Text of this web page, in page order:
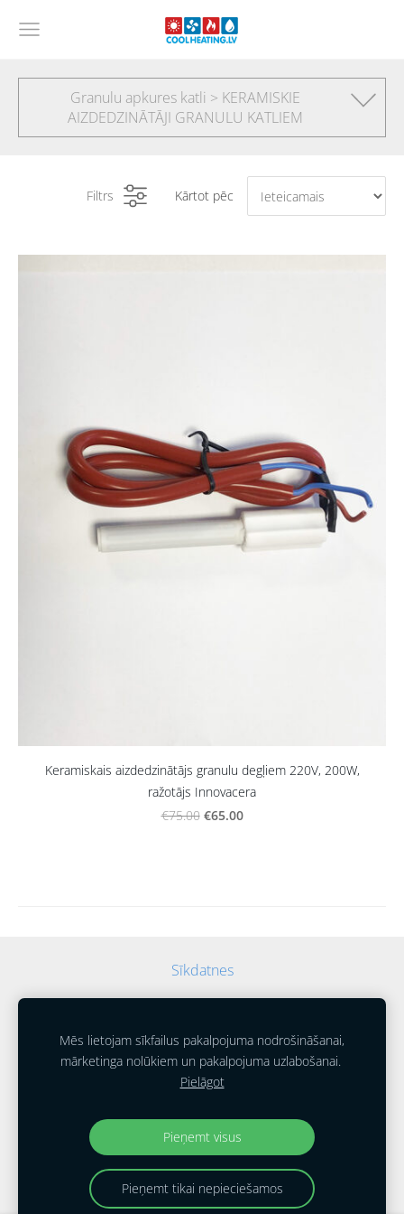
Granulu apkures katli > KERAMISKIE
AIZDEDZINĀTĀJI GRANULU KATLIEM
Filtrs Kārtot pēc
Keramiskais aizdedzinātājs granulu degļiem 220V, 200W,
ražotājs Innovacera
€75.00 €65.00
Sīkdatnes
Mēs lietojam sīkfailus pakalpojuma nodrošināšanai,
mārketinga nolūkiem un pakalpojuma uzlabošanai.
Pielāgot
Pieņemt visus
Pieņemt tikai nepieciešamos